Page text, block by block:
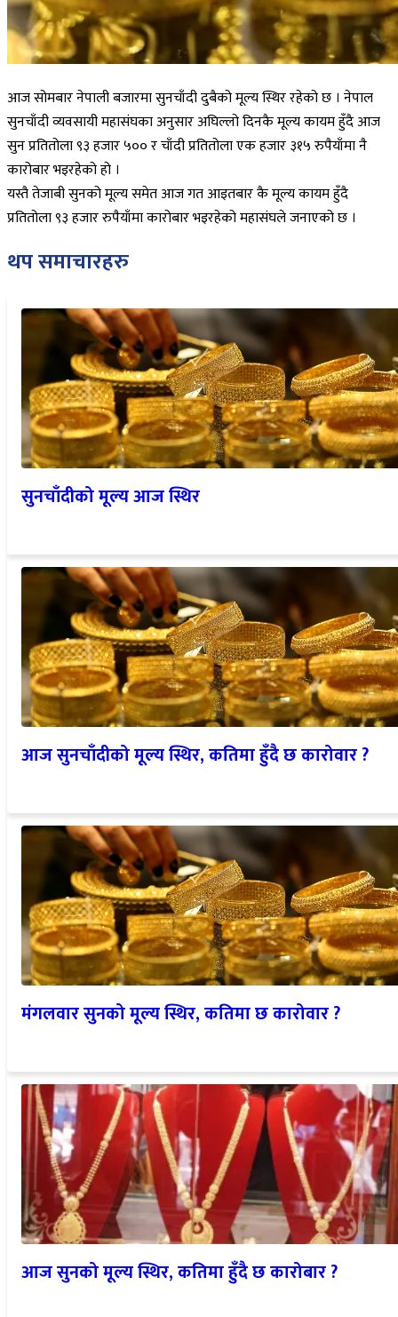
आज सोमबार नेपाली बजारमा सुनचाँदी दुबैको मूल्य स्थिर रहेको छ । नेपाल
सुनचाँदी व्यवसायी महासंघका अनुसार अघिल्लो दिनकै मूल्य कायम हुँदै आज
सुन प्रतितोला ९३ हजार ५०० र चाँदी प्रतितोला एक हजार ३१५ रुपैयाँमा नै
कारोबार भइरहेको हो ।
यस्तै तेजाबी सुनको मूल्य समेत आज गत आइतबार कै मूल्य कायम हुँदै
प्रतितोला ९३ हजार रुपैयाँमा कारोबार भइरहेको महासंघले जनाएको छ ।
थप समाचारहरु
सुनचाँदीको मूल्य आज स्थिर
आज सुनचाँदीको मूल्य स्थिर, कतिमा हुँदै छ कारोवार ?
मंगलवार सुनको मूल्य स्थिर, कतिमा छ कारोवार ?
आज सुनको मूल्य स्थिर, कतिमा हुँदै छ कारोबार ?